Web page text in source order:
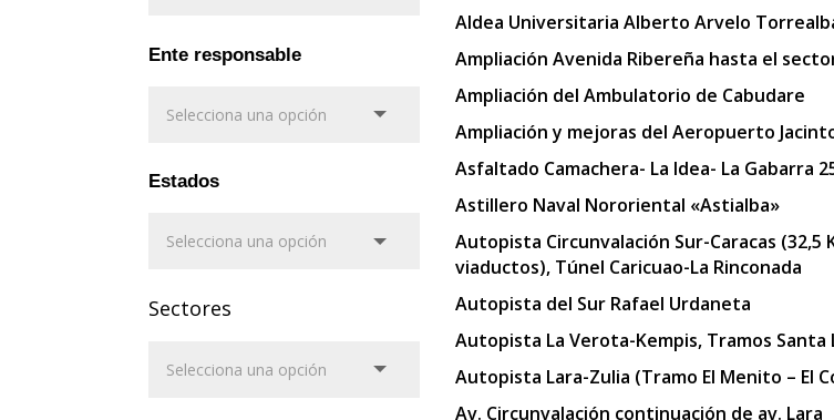
Ente responsable
Estados
Sectores
Aldea Universitaria Alberto Arvelo
Ampliación Avenida Ribereña hasta el
Ampliación del Ambulatorio de Cabudare
Ampliación y mejoras del Aeropuerto
Asfaltado Camachera- La Idea- La Gabarra
Astillero Naval Nororiental «Astialba»
Autopista Circunvalación Sur-Caracas
viaductos), Túnel Caricuao-La Rinconada
Autopista del Sur Rafael Urdaneta
Autopista La Verota-Kempis, Tramos Santa
Autopista Lara-Zulia (Tramo El Menito – El
Av. Circunvalación continuación de av. Lara